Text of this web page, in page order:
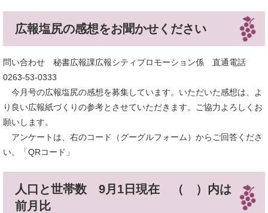
広報塩尻の感想をお聞かせください
問い合わせ 秘書広報課広報シティプロモーション係 直通電話
0263-53-0333
今月号の広報塩尻の感想を募集しています。いただいた感想は、よ
り良い広報紙づくりの参考とさせていただきます。ご協力よろしくお
願いします。
アンケートは、右のコード（グーグルフォーム）からご回答くださ
い。「QRコード」
人口と世帯数 9月1日現在 （ ）内は
前月比